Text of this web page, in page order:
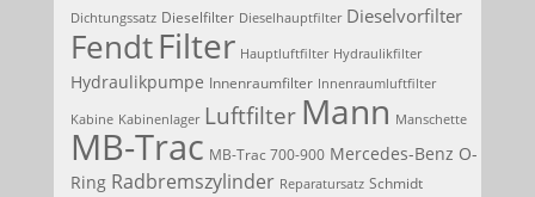
Dichtungssatz Dieselfilter Dieselhauptfilter Dieselvorfilter
FendtFilter Hauptluftfilter Hydraulikfilter
Hydraulikpumpe Innenraumfilter Innenraumluftfilter
Kabine Kabinenlager Luftfilter Mann Manschette
MB-Trac MB-Trac 700-900 Mercedes-Benz O-
Ring Radbremszylinder Reparatursatz Schmidt